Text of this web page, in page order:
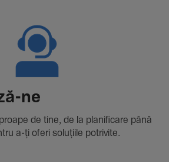
ne
de tine, de la plani­fi­care până
a-ți oferi solu­țiile potri­vite.